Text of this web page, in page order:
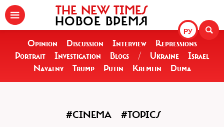
РУ
THE NEW TIMES
НОВОЕ ВРЕМЯ
Opinion Discussion Interview
Repressions
Portrait
Investigation Blogs / Ukraine
Israel
Navalny
Trump Putin Kremlin Duma
#CINEMA #TOPICS